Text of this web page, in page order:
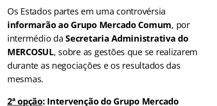
Os Estados partes em uma controvérsia
informarão ao Grupo Mercado Comum, por
intermédio daSecretaria Administrativa do
MERCOSUL, sobre as gestões que se realizarem
durante as negociações e os resultados das
mesmas.
2ª opção: Intervenção do Grupo Mercado